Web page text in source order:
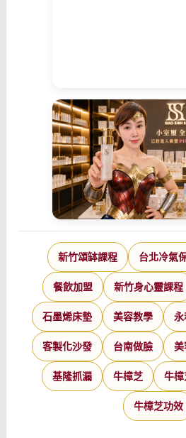
新竹頌缽課程 台北冷氣
餐飲加盟 新竹身心靈課程
石墨烯床墊 美容教學 永
客製化沙發 台南做臉 美
基隆抓漏 牛樟芝 牛樟
牛樟芝功效